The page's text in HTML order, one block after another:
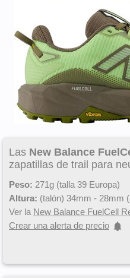
Las New Balance
zapatillas de trail para
Peso: 271g (talla 39 Europa)
Altura: (talón) 34mm - 28mm
Ver la New Balance FuelCell
Crear una alerta de precio